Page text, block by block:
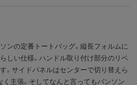
ンの定番トートバッグ。縦長フォルムに
しい仕様。ハンドル取り付け部分のリベ
。サイドパネルはセンターで切り替えら
く主張。そしてなんと言ってもバンソン